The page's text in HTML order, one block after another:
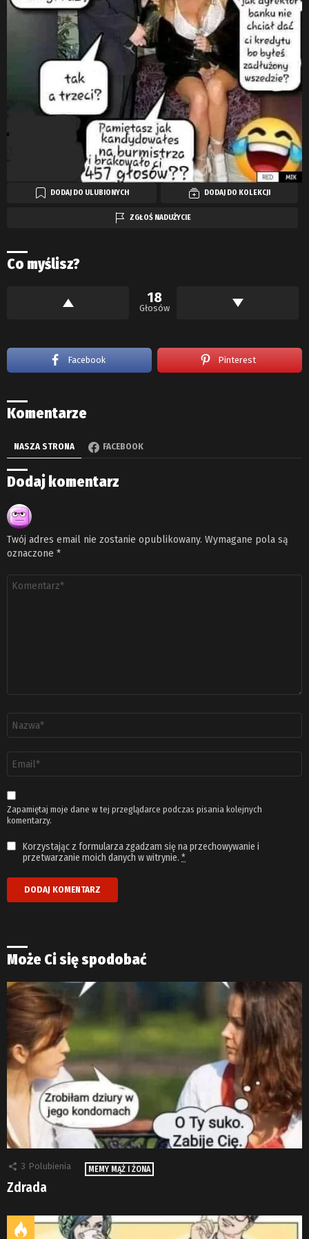
DODAJ DO ULUBIONYCH DODAJ DO KOLEKCJI
ZGŁOŚ NADUŻYCIE
Co myślisz?
18
Głosów
Facebook Pinterest
Komentarze
NASZA STRONA FACEBOOK
Dodaj komentarz
Twój adres email nie zostanie opublikowany. Wymagane pola są
oznaczone *
Komentarz
email
*
Zapamiętaj moje dane w tej przeglądarce podczas pisania kolejnych
komentarzy.
Korzystając z formularza zgadzam się na przechowywanie i
przetwarzanie moich danych w witrynie. *
Może Ci się spodobać
3 Polubienia MEMY MĄŻ I ŻONA
Zdrada